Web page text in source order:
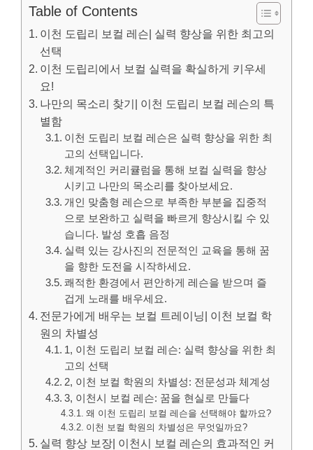
Table of Contents
이천 도립리 보컬 레슨| 실력 향상을 위한 최고의
선택
이천 도립리에서 보컬 실력을 확실하게 키우세
요!
나만의 목소리 찾기| 이천 도립리 보컬 레슨의 특
별함
이천 도립리 보컬 레슨은 실력 향상을 위한 최
고의 선택입니다.
체계적인 커리큘럼을 통해 보컬 실력을 향상
시키고 나만의 목소리를 찾아보세요.
개인 맞춤형 레슨으로 부족한 부분을 집중적
으로 보완하고 실력을 빠르게 향상시킬 수 있
습니다. 발성 호흡 음정
실력 있는 강사진의 전문적인 교육을 통해 꿈
을 향한 도전을 시작하세요.
쾌적한 환경에서 편안하게 레슨을 받으며 즐
겁게 노래를 배우세요.
전문가에게 배우는 보컬 트레이닝| 이천 보컬 학
원의 차별성
1, 이천 도립리 보컬 레슨: 실력 향상을 위한 최
고의 선택
2, 이천 보컬 학원의 차별성: 전문성과 체계성
3, 이천시 보컬 레슨: 꿈을 현실로 만들다
왜 이천 도립리 보컬 레슨을 선택해야 할까요?
이천 보컬 학원의 차별성은 무엇일까요?
실력 향상 보장| 이천시 보컬 레슨의 효과적인 커